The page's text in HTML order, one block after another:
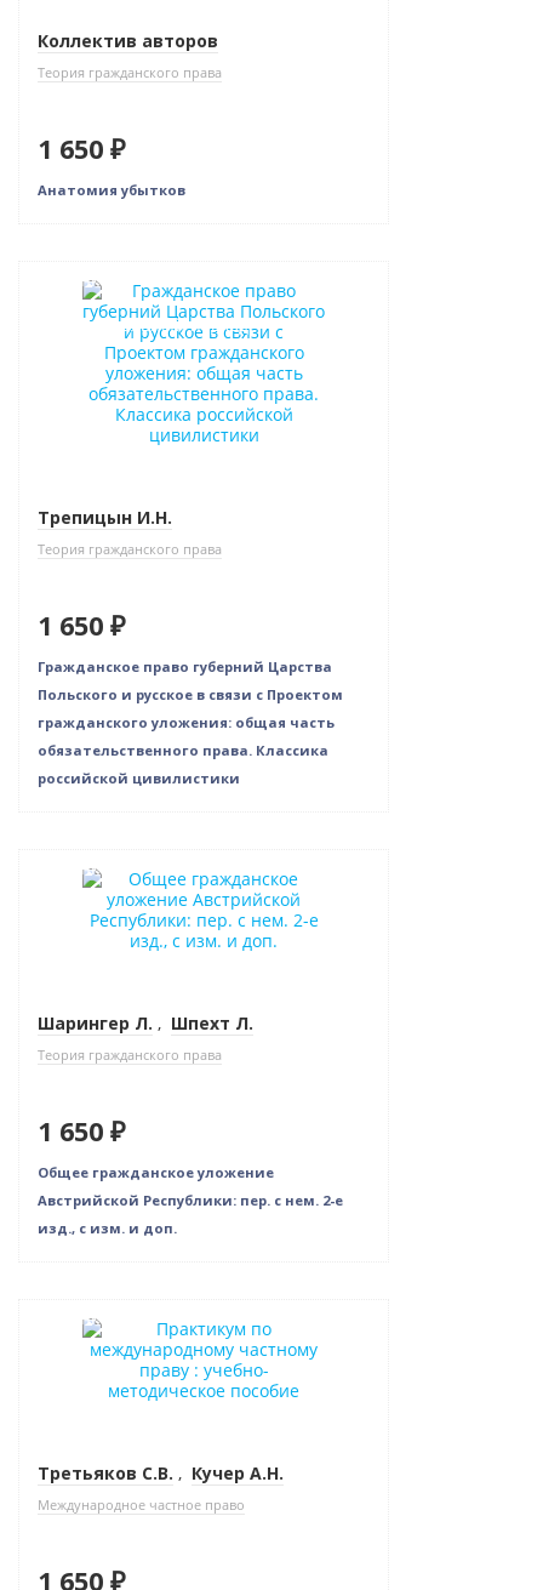
Коллектив авторов
Теория гражданского права
1 650 ₽
Анатомия убытков
Новинка
Индивидуальный подход
Трепицын И.Н.
Теория гражданского права
1 650 ₽
Гражданское право губерний Царства
Польского и русское в связи с Проектом
гражданского уложения: общая часть
обязательственного права. Классика
российской цивилистики
Новинка
Шарингер Л. , Шпехт Л.
Теория гражданского права
1 650 ₽
Общее гражданское уложение
Австрийской Республики: пер. с нем. 2-е
изд., с изм. и доп.
Новинка
Третьяков С.В. , Кучер А.Н.
Международное частное право
1 650 ₽